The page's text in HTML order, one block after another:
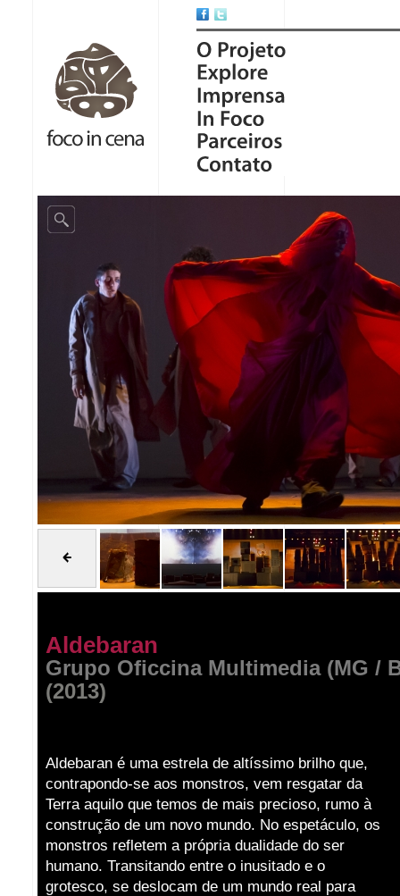
Aldebaran
Grupo Oficcina Multimedia (MG /
(2013)
Aldebaran é uma estrela de altíssimo brilho que,
contrapondo-se aos monstros, vem resgatar da
Terra aquilo que temos de mais precioso, rumo à
construção de um novo mundo. No espetáculo, os
monstros refletem a própria dualidade do ser
humano. Transitando entre o inusitado e o
grotesco, se deslocam de um mundo real para